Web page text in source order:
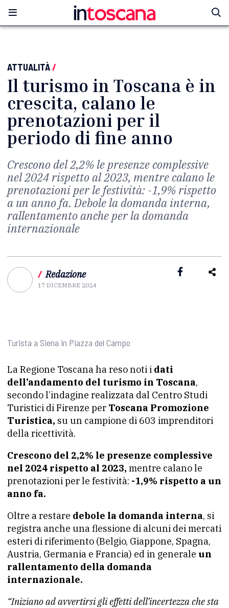
ATTUALITÀ/
Il turismo in Toscana è in
crescita, calano le
prenotazioni per il
periodo di fine anno
Crescono del 2,2% le presenze complessive
nel 2024 rispetto al 2023, mentre calano le
prenotazioni per le festività: -1,9% rispetto
a un anno fa. Debole la domanda interna,
rallentamento anche per la domanda
internazionale
/ Redazione
17 DICEMBRE 2024
Turista a Siena in Piazza del Campo
La Regione Toscana ha reso noti i dati
dell’andamento del turismo in Toscana,
secondo l’indagine realizzata dal Centro Studi
Turistici di Firenze per Toscana Promozione
Turistica, su un campione di 603 imprenditori
della ricettività.
Crescono del 2,2% le presenze complessive
nel 2024 rispetto al 2023, mentre calano le
prenotazioni per le festività: -1,9% rispetto a un
anno fa.
Oltre a restare debole la domanda interna, si
registra anche una flessione di alcuni dei mercati
esteri di riferimento (Belgio, Giappone, Spagna,
Austria, Germania e Francia) ed in generale un
rallentamento della domanda
internazionale.
“Iniziano ad avvertirsi gli effetti dell’incertezza che sta